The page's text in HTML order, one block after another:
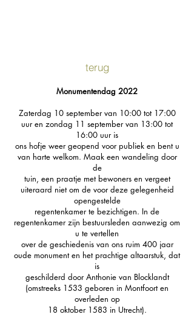
terug
Monumentendag 2022
Zaterdag 10 september van 10:00 tot 17:00
uur en zondag 11 september van 13:00 tot
16:00 uur is
ons hofje weer geopend voor publiek en bent u
van harte welkom. Maak een wandeling door
de
tuin, een praatje met bewoners en vergeet
uiteraard niet om de voor deze gelegenheid
opengestelde
regentenkamer te bezichtigen. In de
regentenkamer zijn bestuursleden aanwezig om
u te vertellen
over de geschiedenis van ons ruim 400 jaar
oude monument en het prachtige altaarstuk, dat
is
geschilderd door Anthonie van Blocklandt
(omstreeks 1533 geboren in Montfoort en
overleden op
18 oktober 1583 in Utrecht).